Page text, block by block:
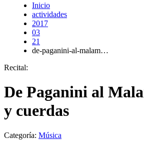
Inicio
actividades
2017
03
21
de-paganini-al-malam…
Recital:
De Paganini al
y cuerdas
Categoría: Música